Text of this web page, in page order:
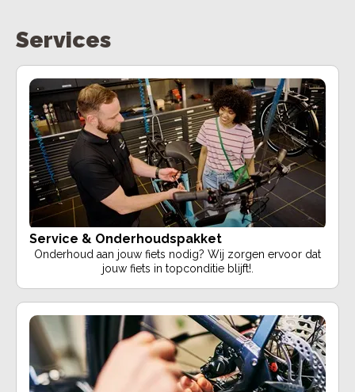
Services
Service & Onderhoudspakket
Onderhoud aan jouw fiets nodig? Wij zorgen ervoor dat
jouw fiets in topconditie blijft!.